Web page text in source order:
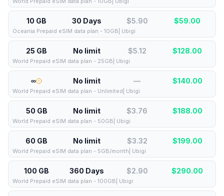
10 GB 30 Days $5.90 $59.00
Oceania Prepaid eSIM data plan - 10GB| Ubigi
25 GB No limit $5.12 $128.00
World Prepaid eSIM data plan - 25GB| Ubigi
∞ No limit — $140.00
World Prepaid eSIM data plan - Unlimited| Ubigi
50 GB No limit $3.76 $188.00
World Prepaid eSIM data plan - 50GB| Ubigi
60 GB No limit $3.32 $199.00
World Prepaid eSIM data plan - 5GB/month| Ubigi
100 GB 360 Days $2.90 $290.00
World Prepaid eSIM data plan - 100GB| Ubigi